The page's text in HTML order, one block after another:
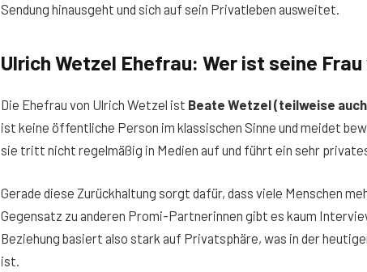
Sendung hinausgeht und sich auf sein Privatleben ausweitet.
Ulrich Wetzel Ehefrau: Wer ist seine
Die Ehefrau von Ulrich Wetzel ist Beate Wetzel (teilweise
ist keine öffentliche Person im klassischen Sinne und meidet
sie tritt nicht regelmäßig in Medien auf und führt ein sehr
Gerade diese Zurückhaltung sorgt dafür, dass viele Menschen
Gegensatz zu anderen Promi-Partnerinnen gibt es kaum
Beziehung basiert also stark auf Privatsphäre, was in der
ist.